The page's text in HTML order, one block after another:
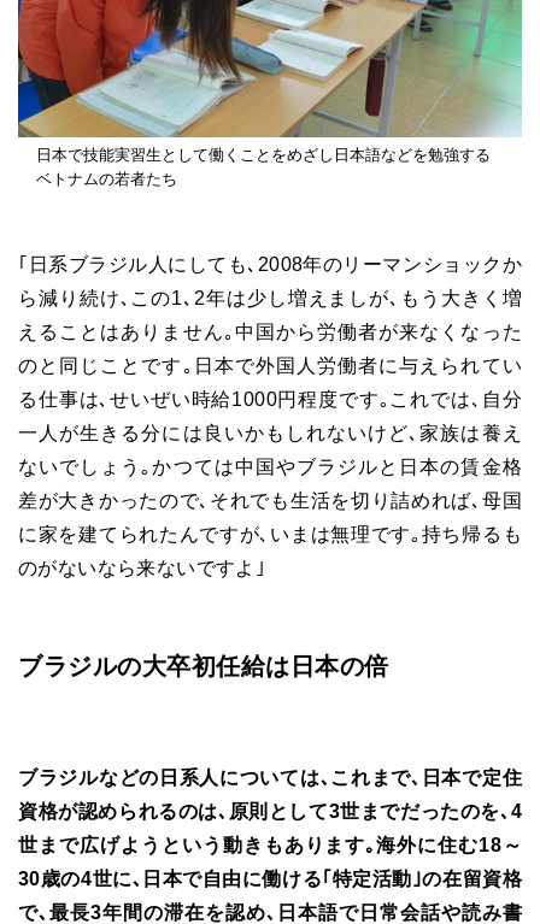
日本で技能実習生として働くことをめざし日本語などを勉強する
ベトナムの若者たち
｢日系ブラジル人にしても､2008年のリーマンショックか
ら減り続け､この1､2年は少し増えましが､もう大きく増
えることはありません｡中国から労働者が来なくなった
のと同じことです｡日本で外国人労働者に与えられてい
る仕事は､せいぜい時給1000円程度です｡これでは､自分
一人が生きる分には良いかもしれないけど､家族は養え
ないでしょう｡かつては中国やブラジルと日本の賃金格
差が大きかったので､それでも生活を切り詰めれば､母国
に家を建てられたんですが､いまは無理です｡持ち帰るも
のがないなら来ないですよ｣
ブラジルの大卒初任給は日本の倍
ブラジルなどの日系人については､これまで､日本で定住
資格が認められるのは､原則として3世までだったのを､4
世まで広げようという動きもあります｡海外に住む18～
30歳の4世に､日本で自由に働ける｢特定活動｣の在留資格
で､最長3年間の滞在を認め､日本語で日常会話や読み書